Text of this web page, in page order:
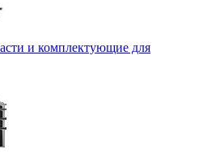
и комплектующие для